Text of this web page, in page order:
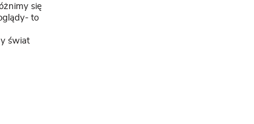
się
to
świat